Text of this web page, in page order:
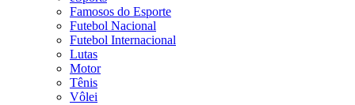
Famosos do Esporte
Futebol Nacional
Futebol Internacional
Lutas
Motor
Tênis
Vôlei